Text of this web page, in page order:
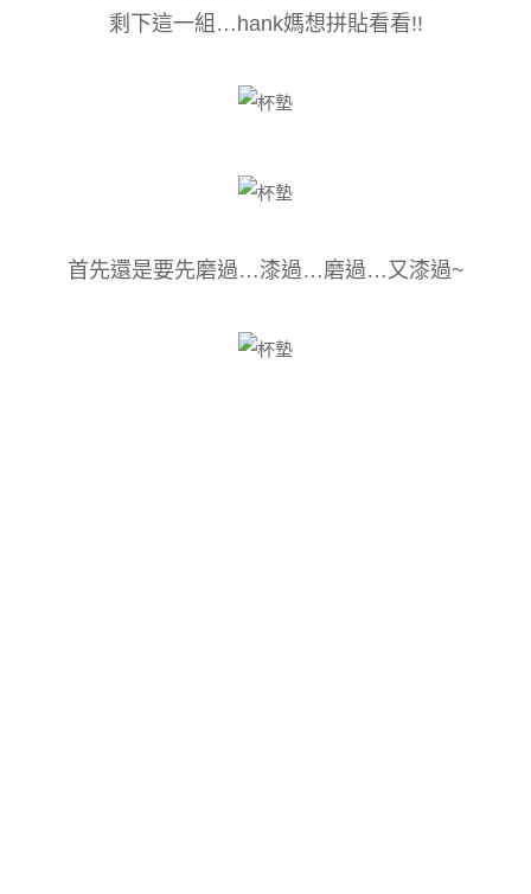
剩下這一組…hank媽想拼貼看看!!
首先還是要先磨過…漆過…磨過…又漆過~